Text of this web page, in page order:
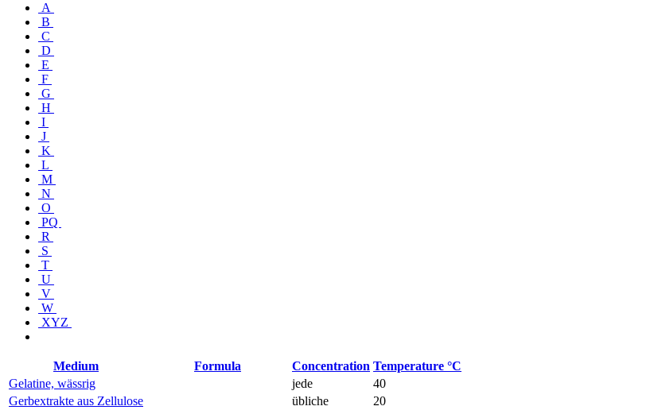
A
B
C
D
E
F
G
H
I
J
K
L
M
N
O
PQ
R
S
T
U
V
W
XYZ
Medium Formula Concentration Temperature °C
Gelatine, wässrig
jede
40
Gerbextrakte aus Zellulose
übliche
20